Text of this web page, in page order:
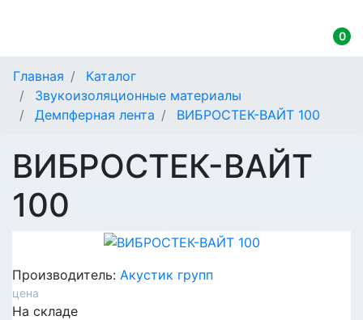
0
Главная
Каталог
Звукоизоляционные материалы
Демпферная лента
ВИБРОСТЕК-ВАЙТ 100
ВИБРОСТЕК-ВАЙТ
100
Производитель: Акустик групп
цена
На складе